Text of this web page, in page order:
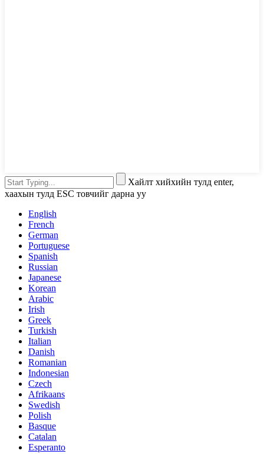
Хайлт хийхийн тулд enter,
хаахын тулд ESC товчийг дарна уу
English
French
German
Portuguese
Spanish
Russian
Japanese
Korean
Arabic
Irish
Greek
Turkish
Italian
Danish
Romanian
Indonesian
Czech
Afrikaans
Swedish
Polish
Basque
Catalan
Esperanto